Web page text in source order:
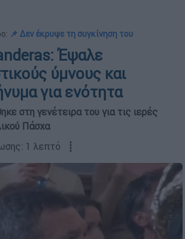
📌 Δεν έκρυψε τη συγκίνηση του
Έψαλε
ύμνους και
για ενότητα
στη γενέτειρα του για τις ιερές
Πάσχα
1 λεπτό ┋